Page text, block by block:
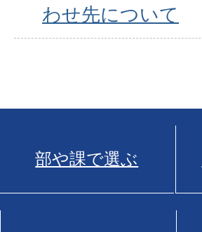
わせ先について
部や課で選ぶ